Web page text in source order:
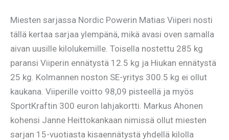
Miesten sarjassa Nordic Powerin Matias Viiperi nosti
tällä kertaa sarjaa ylempänä, mikä avasi oven samalla
aivan uusille kilolukemille. Toisella nostettu 285 kg
paransi Viiperin ennätystä 12.5 kg ja Hiukan ennätystä
25 kg. Kolmannen noston SE-yritys 300.5 kg ei ollut
kaukana. Viiperille voitto 98,09 pisteellä ja myös
SportKraftin 300 euron lahjakortti. Markus Ahonen
kohensi Janne Heittokankaan nimissä ollut miesten
sarjan 15-vuotiasta kisaennätystä yhdellä kilolla